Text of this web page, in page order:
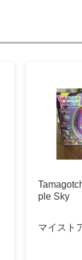
ple Sky
マイスト